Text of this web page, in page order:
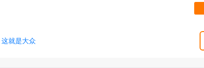
就是大众